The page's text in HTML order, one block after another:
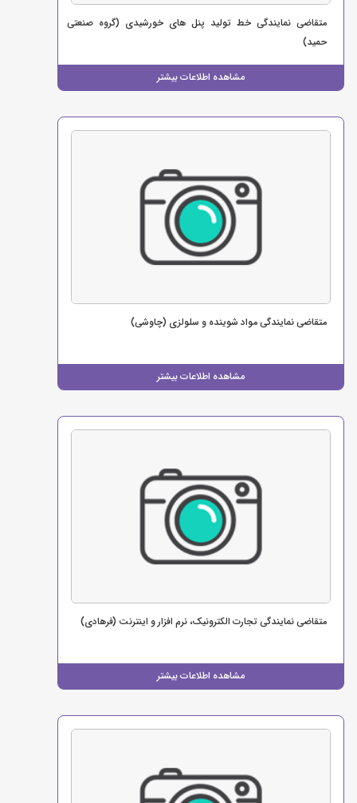
مشاهده اطلاعات بیشتر
متقاضی نمایندگی خط تولید پنل های خورشیدی (گروه صنعتی
حمید)
مشاهده اطلاعات بیشتر
متقاضی نمایندگی مواد شوینده و سلولزی (چاوشی)
مشاهده اطلاعات بیشتر
متقاضی نمایندگی تجارت الکترونیک، نرم افزار و اینترنت (فرهادی)